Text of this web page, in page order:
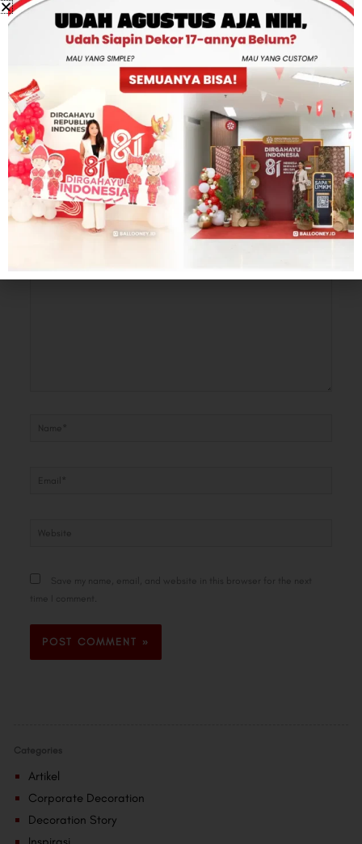
Categories
Artikel
Corporate Decoration
Decoration Story
Post Views: 3
Twitter
Leave a Comment
Your email address will not be published. Required fields are marked*
Email*
Save my name, email, and website in this browser for the next
time I comment.